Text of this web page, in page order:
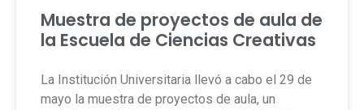
Muestra de proyectos de aula de
la Escuela de Ciencias Creativas
La Institución Universitaria llevó a cabo el 29 de
mayo la muestra de proyectos de aula, un